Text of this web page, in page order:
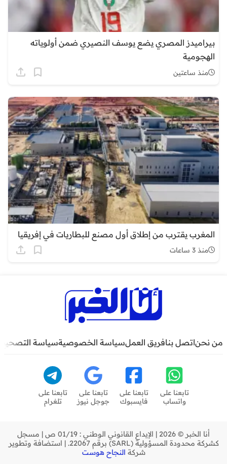
بيراميدز المصري يضع يوسف النصيري ضمن أولوياته
الهجومية
منذ ساعتين
المغرب يقترب من إطلاق أول مصنع للبطاريات في إفريقيا
منذ 3 ساعات
من نحناتصل بنافريق العملسياسة الخصوصيةسياسة التصحيح
تابعنا على
واتساب
تابعنا على
فايسبوك
تابعنا على
جوجل نيوز
تابعنا على
تلغرام
أنا الخبر © 2026 | الإيداع القانوني الوطني : 01/19 ص | مسجل
كشركة محدودة المسؤولية (SARL) برقم 22067. | استضافة وتطوير
شركة النجاح هوست